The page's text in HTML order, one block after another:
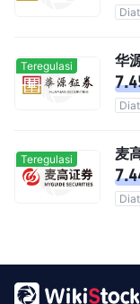
Teregulasi 华
Teregulasi 麦